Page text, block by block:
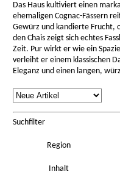
Das Haus kultiviert einen
ehemaligen Cognac-Fässern
Gewürz und kandierte Frucht,
den Chais zeigt sich echtes
Zeit. Pur wirkt er wie ein
verleiht er einem klassischen
Eleganz und einen langen,
Sortierung
Suchfilter
Region
Inhalt